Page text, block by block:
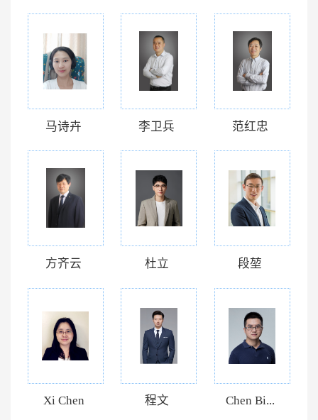
马诗卉 李卫兵 范红忠
方齐云 杜立 段堃
Xi Chen 程文 Chen Bi...